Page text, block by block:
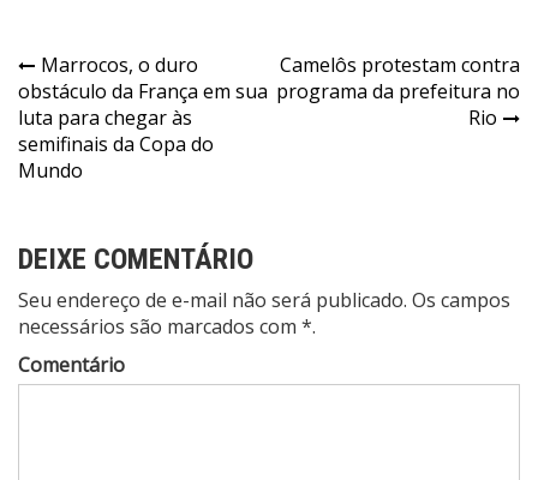
Navegação
de
Post
Marrocos, o duro
obstáculo da França em sua
luta para chegar às
semifinais da Copa do
Mundo
Camelôs protestam contra
programa da prefeitura no
Rio
DEIXE COMENTÁRIO
Seu endereço de e-mail não será publicado. Os campos
necessários são marcados com *.
Comentário